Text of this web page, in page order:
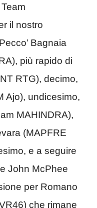
il nostro
Bagnaia
più rapido di
RTG), decimo,
Ajo), undicesimo,
MAHINDRA),
(MAPFRE
e a seguire
John McPhee
per Romano
che rimane